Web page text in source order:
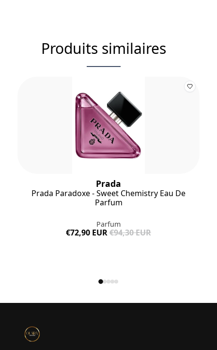
Produits similaires
Prada
Prada Paradoxe - Sweet Chemistry Eau De
Parfum
Parfum
€72,90 EUR€94,30 EUR